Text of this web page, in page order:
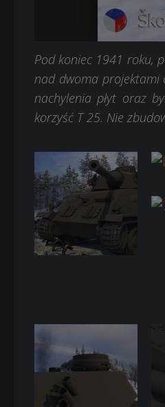
Pod koniec 1941 roku,
nad dwoma projektami
nachylenia płyt oraz
korzyść T 25. Nie